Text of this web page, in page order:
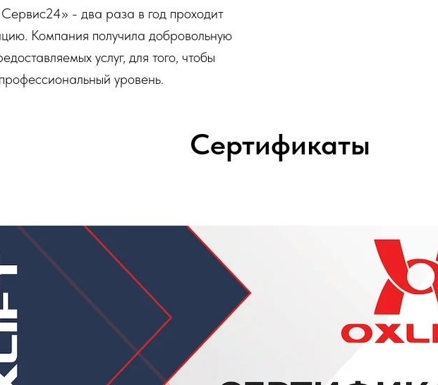
- два раза в год проходит
Компания получила добровольную
услуг, для того, чтобы
уровень.
Сертификаты